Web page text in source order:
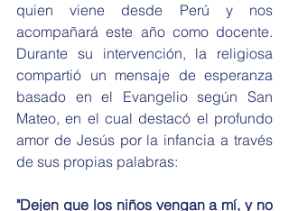
quien viene desde Perú y nos
acompañará este año como docente.
Durante su intervención, la religiosa
compartió un mensaje de esperanza
basado en el Evangelio según San
Mateo, en el cual destacó el profundo
amor de Jesús por la infancia a través
de sus propias palabras:
"Dejen que los niños vengan a mí, y no